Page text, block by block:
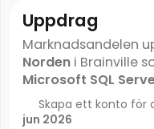
Uppdrag
Marknadsandelen
Nordeni Brainville
Microsoft SQL
Skapa ett konto för
jun 2026